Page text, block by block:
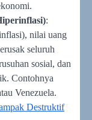
:
nilai uang
seluruh
sosial, dan
Contohnya
Venezuela.
Destruktif